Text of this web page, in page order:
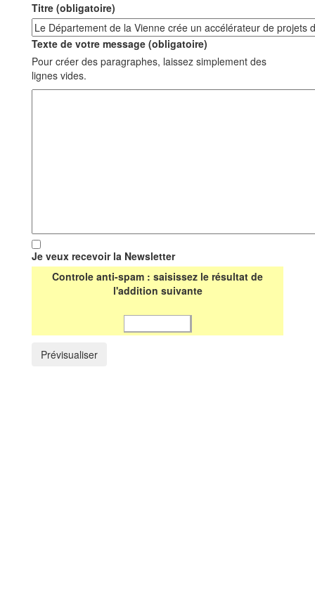
Titre (obligatoire)
Texte de votre message (obligatoire)
Pour créer des paragraphes, laissez simplement des
lignes vides.
Je veux recevoir la Newsletter
Controle anti-spam : saisissez le résultat de
l'addition suivante